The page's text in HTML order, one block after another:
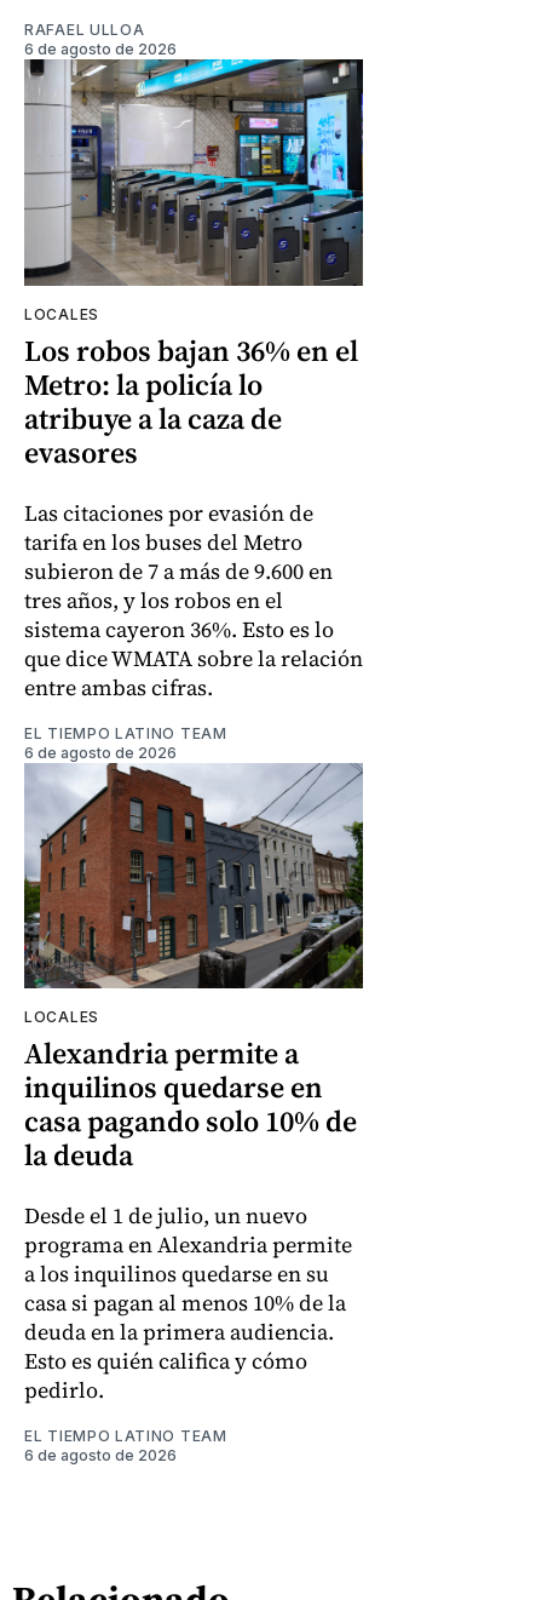
RAFAEL ULLOA
6 de agosto de 2026
LOCALES
Los robos bajan 36% en el
Metro: la policía lo
atribuye a la caza de
evasores
Las citaciones por evasión de
tarifa en los buses del Metro
subieron de 7 a más de 9.600 en
tres años, y los robos en el
sistema cayeron 36%. Esto es lo
que dice WMATA sobre la relación
entre ambas cifras.
EL TIEMPO LATINO TEAM
6 de agosto de 2026
LOCALES
Alexandria permite a
inquilinos quedarse en
casa pagando solo 10% de
la deuda
Desde el 1 de julio, un nuevo
programa en Alexandria permite
a los inquilinos quedarse en su
casa si pagan al menos 10% de la
deuda en la primera audiencia.
Esto es quién califica y cómo
pedirlo.
EL TIEMPO LATINO TEAM
6 de agosto de 2026